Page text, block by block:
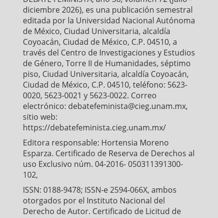
diciembre 2026), es una publicación semestral
editada por la Universidad Nacional Autónoma
de México, Ciudad Universitaria, alcaldía
Coyoacán, Ciudad de México, C.P. 04510, a
través del Centro de Investigaciones y Estudios
de Género, Torre II de Humanidades, séptimo
piso, Ciudad Universitaria, alcaldía Coyoacán,
Ciudad de México, C.P. 04510, teléfono: 5623-
0020, 5623-0021 y 5623-0022. Correo
electrónico: debatefeminista@cieg.unam.mx,
sitio web:
https://debatefeminista.cieg.unam.mx/
Editora responsable: Hortensia Moreno
Esparza. Certificado de Reserva de Derechos al
uso Exclusivo núm. 04-2016- 050311391300-
102,
ISSN: 0188-9478; ISSN-e 2594-066X, ambos
otorgados por el Instituto Nacional del
Derecho de Autor. Certificado de Licitud de